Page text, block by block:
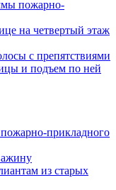
пожарно-
на четвертый этаж
с препятствиями
и подъем по ней
прикладного
из старых